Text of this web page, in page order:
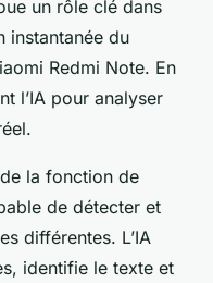
un rôle clé dans
instantanée du
Redmi Note. En
l’IA pour analyser
la fonction de
de détecter et
différentes. L’IA
identifie le texte et